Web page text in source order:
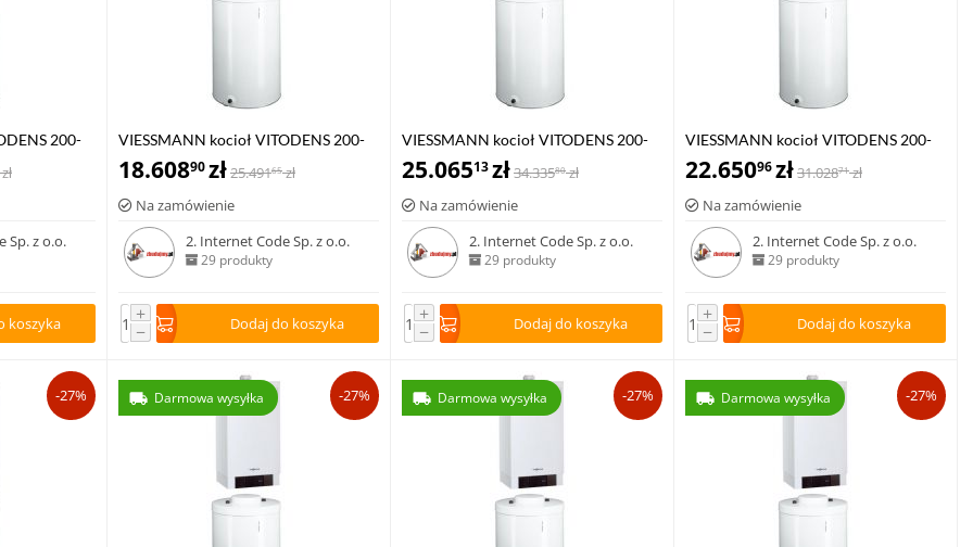
200-
c.w.u
zł
Sp. z o.o.
koszyka
VIESSMANN kocioł VITODENS 200-
W 1,9-19,0 kW z zasobnikiem c.w.u
18.60890zł25.49165 zł
Na zamówienie
2. Internet Code Sp. z o.o.
29 produkty
+
− Dodaj do koszyka
VIESSMANN kocioł VITODENS 200-
W 1.8-35,0 kW z zasobnikiem c.w.u
25.06513zł34.33580 zł
Na zamówienie
2. Internet Code Sp. z o.o.
29 produkty
+
− Dodaj do koszyka
VIESSMANN kocioł VITODENS 200-
W 1.9-19,0 kW z zasobnikiem c.w.u
22.65096zł31.02871 zł
Na zamówienie
2. Internet Code Sp. z o.o.
29 produkty
+
− Dodaj do koszyka
-27% Darmowa wysyłka -27% Darmowa wysyłka -27% Darmowa wysyłka -27%